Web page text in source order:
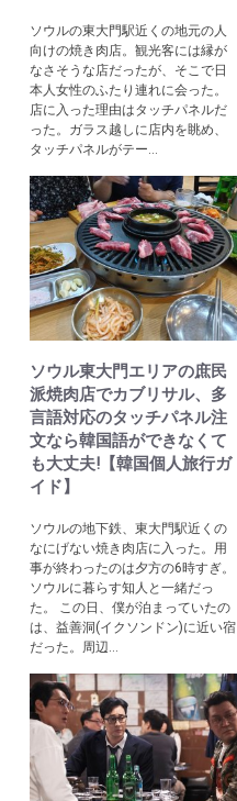
ソウルの東大門駅近くの地元の人
向けの焼き肉店。観光客には縁が
なさそうな店だったが、そこで日
本人女性のふたり連れに会った。
店に入った理由はタッチパネルだ
った。ガラス越しに店内を眺め、
タッチパネルがテー...
ソウル東大門エリアの庶民
派焼肉店でカブリサル、多
言語対応のタッチパネル注
文なら韓国語ができなくて
も大丈夫!【韓国個人旅行ガ
イド】
ソウルの地下鉄、東大門駅近くの
なにげない焼き肉店に入った。用
事が終わったのは夕方の6時すぎ。
ソウルに暮らす知人と一緒だっ
た。 この日、僕が泊まっていたの
は、益善洞(イクソンドン)に近い宿
だった。周辺...